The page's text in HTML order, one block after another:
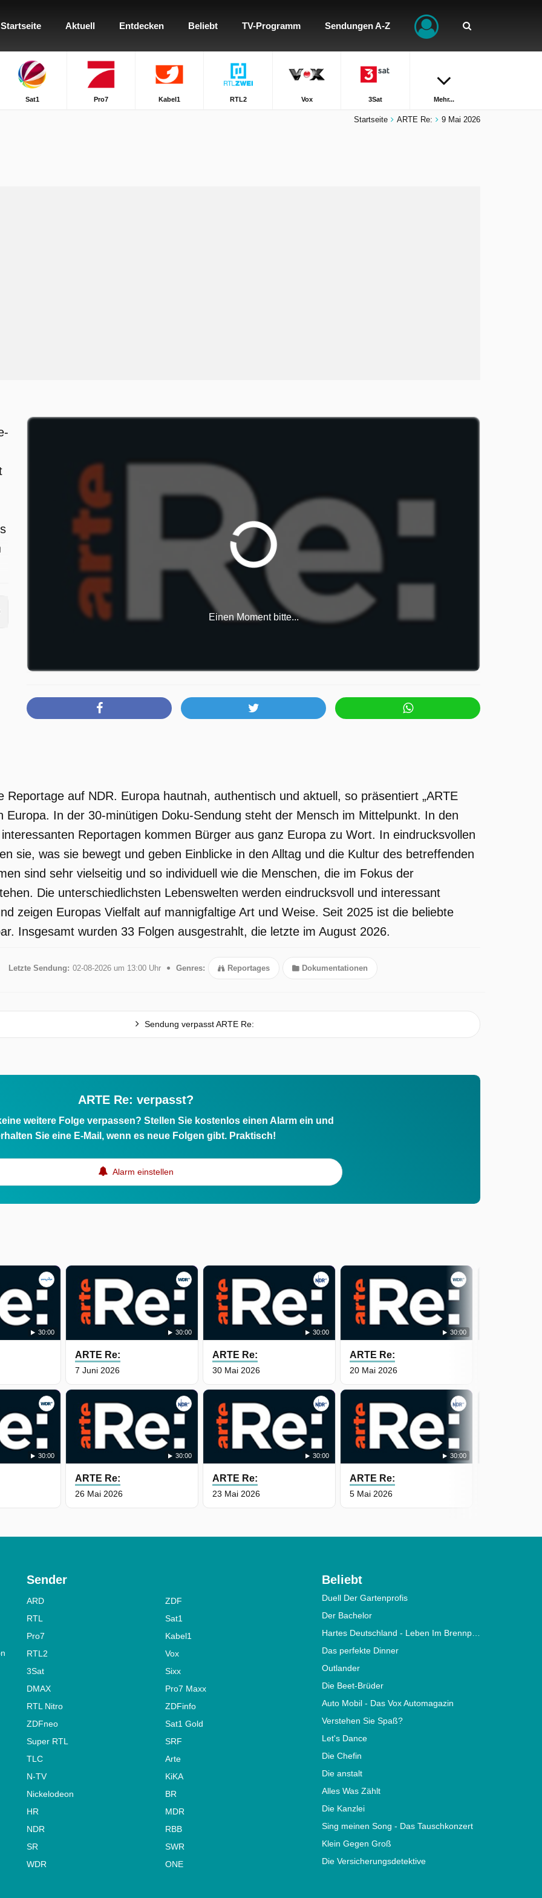
Startseite Aktuell Entdecken Beliebt TV-Programm Sendungen A-Z
Sat1 Pro7 Kabel1 RTL2 Vox 3Sat Mehr...
Startseite ARTE Re: 9 Mai 2026
Einen Moment bitte...
Reportage auf NDR. Europa hautnah, authentisch und aktuell, so präsentiert „ARTE
Europa. In der 30-minütigen Doku-Sendung steht der Mensch im Mittelpunkt. In den
Reportagen kommen Bürger aus ganz Europa zu Wort. In eindrucksvollen
sie, was sie bewegt und geben Einblicke in den Alltag und die Kultur des betreffenden
sind sehr vielseitig und so individuell wie die Menschen, die im Fokus der
Die unterschiedlichsten Lebenswelten werden eindrucksvoll und interessant
zeigen Europas Vielfalt auf mannigfaltige Art und Weise. Seit 2025 ist die beliebte
Insgesamt wurden 33 Folgen ausgestrahlt, die letzte im August 2026.
Letzte Sendung: 02-08-2026 um 13:00 Uhr Genres: Reportages Dokumentationen
Sendung verpasst ARTE Re:
ARTE Re: verpasst?
weitere Folge verpassen? Stellen Sie kostenlos einen Alarm ein und
Sie eine E-Mail, wenn es neue Folgen gibt. Praktisch!
Alarm einstellen
30:00
30:00
30:00
ARTE Re:
7 Juni 2026
30:00
ARTE Re:
30 Mai 2026
30:00
ARTE Re:
26 Mai 2026
30:00
ARTE Re:
23 Mai 2026
30:00
ARTE Re:
20 Mai 2026
30:00
ARTE Re:
5 Mai 2026
Sender
ARD
ZDF
RTL
Sat1
Pro7
Kabel1
RTL2
Vox
3Sat
Sixx
DMAX
Pro7 Maxx
RTL Nitro
ZDFinfo
ZDFneo
Sat1 Gold
Super RTL
SRF
TLC
Arte
N-TV
KiKA
Nickelodeon
BR
HR
MDR
NDR
RBB
SR
SWR
WDR
ONE
Beliebt
Duell Der Gartenprofis
Der Bachelor
Hartes Deutschland - Leben Im Brennpunkt
Das perfekte Dinner
Outlander
Die Beet-Brüder
Auto Mobil - Das Vox Automagazin
Verstehen Sie Spaß?
Let's Dance
Die Chefin
Die anstalt
Alles Was Zählt
Die Kanzlei
Sing meinen Song - Das Tauschkonzert
Klein Gegen Groß
Die Versicherungsdetektive